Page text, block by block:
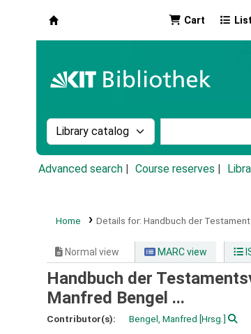
Cart
Search the catalog by:
Advanced search Course reserves
Home Details for: Handbuch der
Normal view MARC view
Handbuch der
Manfred Bengel ...
Contributor(s): Bengel, Manfred [Hrsg.]